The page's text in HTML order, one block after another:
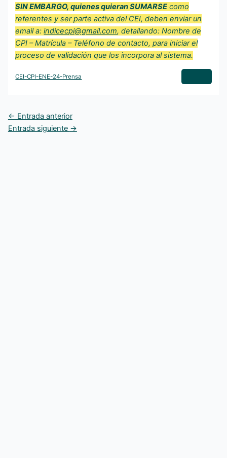
SIN EMBARGO, quienes quieran SUMARSE como
referentes y ser parte activa del CEI, deben enviar un
email a:indicecpi@gmail.com, detallando: Nombre de
CPI – Matrícula – Teléfono de contacto, para iniciar el
proceso de validación que los incorpora al sistema.
CEI-CPI-ENE-24-Prensa
← Entrada anterior
Entrada siguiente →